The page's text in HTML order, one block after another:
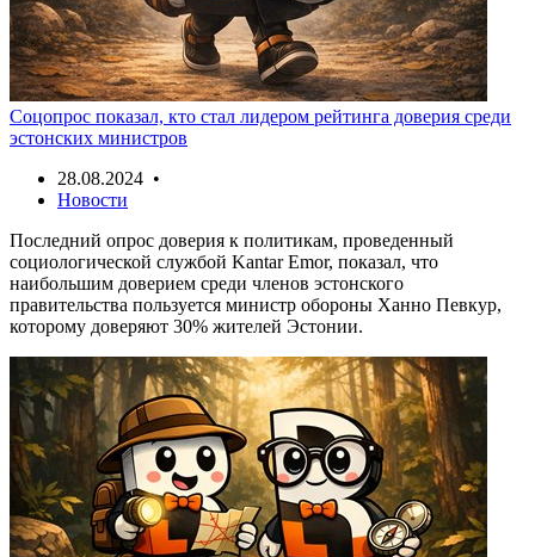
Соцопрос показал, кто стал лидером рейтинга доверия среди
эстонских министров
28.08.2024 •
Новости
Последний опрос доверия к политикам, проведенный
социологической службой Kantar Emor, показал, что
наибольшим доверием среди членов эстонского
правительства пользуется министр обороны Ханно Певкур,
которому доверяют 30% жителей Эстонии.